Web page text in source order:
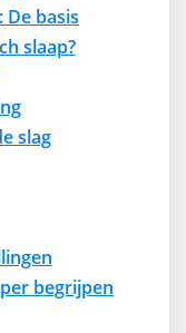
basis
slaap?
slag
begrijpen